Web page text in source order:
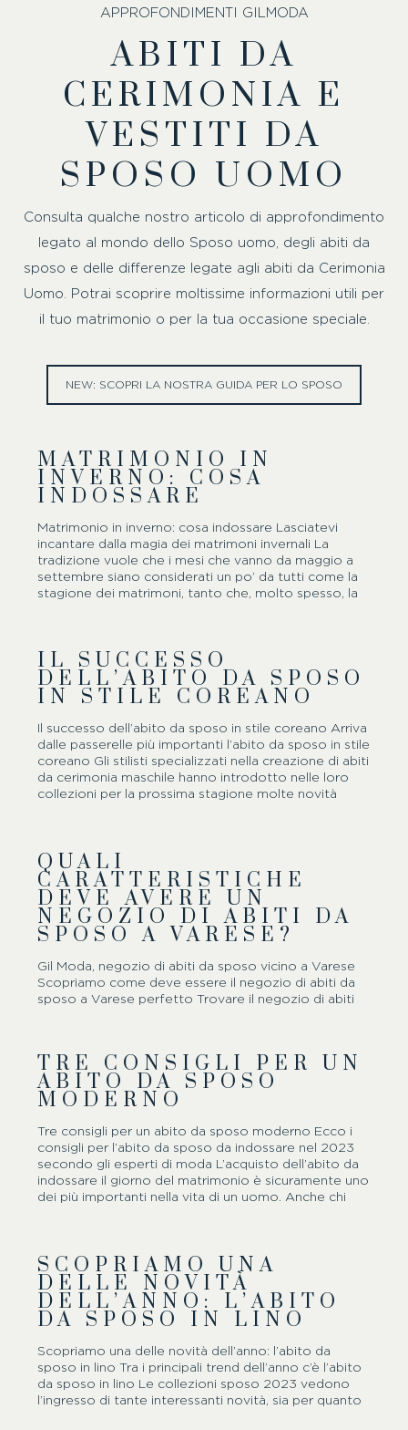
APPROFONDIMENTI GILMODA
ABITI DA
CERIMONIA E
VESTITI DA
SPOSO UOMO
Consulta qualche nostro articolo di approfondimento
legato al mondo dello Sposo uomo, degli abiti da
sposo e delle differenze legate agli abiti da Cerimonia
Uomo. Potrai scoprire moltissime informazioni utili per
il tuo matrimonio o per la tua occasione speciale.
NEW: SCOPRI LA NOSTRA GUIDA PER LO SPOSO
MATRIMONIO IN
INVERNO: COSA
INDOSSARE
Matrimonio in inverno: cosa indossare Lasciatevi
incantare dalla magia dei matrimoni invernali La
tradizione vuole che i mesi che vanno da maggio a
settembre siano considerati un po’ da tutti come la
stagione dei matrimoni, tanto che, molto spesso, la
banchetti in quel periodo sia quasi più difficile che
trovare il proprio partner per la vita! E se qualche
coppia originale prova a puntare su primavera ed
andare…
IL SUCCESSO
DELL’ABITO DA SPOSO
IN STILE COREANO
Il successo dell’abito da sposo in stile coreano Arriva
dalle passerelle più importanti l’abito da sposo in stile
coreano Gli stilisti specializzati nella creazione di abiti
da cerimonia maschile hanno introdotto nelle loro
collezioni per la prossima stagione molte novità
lino — sia geograficamente lontani. È così che le
passerelle e gli atelier più attenti ai trend sono presi
d’assalto da un capo come l’abito da sposo in stile
coreano. Quello dell’abito…
QUALI
CARATTERISTICHE
DEVE AVERE UN
NEGOZIO DI ABITI DA
SPOSO A VARESE?
Gil Moda, negozio di abiti da sposo vicino a Varese
Scopriamo come deve essere il negozio di abiti da
sposo a Varese perfetto Trovare il negozio di abiti
ve lo possiamo assicurare. In circolazione, infatti, ci
sono molte attività di questo genere, ma non tutte
sono in grado di mettere a disposizione dei clienti
settore. Tenendo in considerazione le proprie
aspettative ed i propri gusti,…
TRE CONSIGLI PER UN
ABITO DA SPOSO
MODERNO
Tre consigli per un abito da sposo moderno Ecco i
consigli per l’abito da sposo da indossare nel 2023
secondo gli esperti di moda L’acquisto dell’abito da
indossare il giorno del matrimonio è sicuramente uno
dei più importanti nella vita di un uomo. Anche chi
è sempre bene affidarsi alle indicazioni degli esperti
prima di prendere una decisione definitiva quando si
va in atelier a provare i vari modelli. Ma quali sono…
SCOPRIAMO UNA
DELLE NOVITÀ
DELL’ANNO: L’ABITO
DA SPOSO IN LINO
Scopriamo una delle novità dell’anno: l’abito da
sposo in lino Tra i principali trend dell’anno c’è l’abito
da sposo in lino Le collezioni sposo 2023 vedono
l’ingresso di tante interessanti novità, sia per quanto